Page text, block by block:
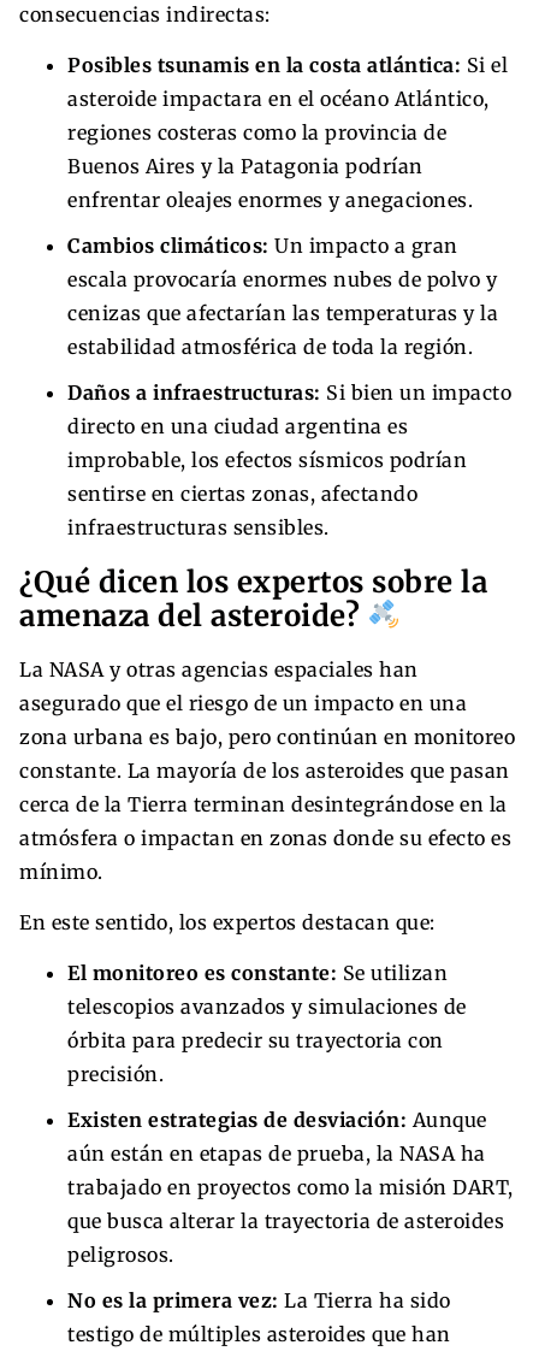
consecuencias indirectas:
Posibles tsunamis en la costa atlántica: Si el
asteroide impactara en el océano Atlántico,
regiones costeras como la provincia de
Buenos Aires y la Patagonia podrían
enfrentar oleajes enormes y anegaciones.
Cambios climáticos: Un impacto a gran
escala provocaría enormes nubes de polvo y
cenizas que afectarían las temperaturas y la
estabilidad atmosférica de toda la región.
Daños a infraestructuras: Si bien un impacto
directo en una ciudad argentina es
improbable, los efectos sísmicos podrían
sentirse en ciertas zonas, afectando
infraestructuras sensibles.
¿Qué dicen los expertos sobre la
amenaza del asteroide?
La NASA y otras agencias espaciales han
asegurado que el riesgo de un impacto en una
zona urbana es bajo, pero continúan en monitoreo
constante. La mayoría de los asteroides que pasan
cerca de la Tierra terminan desintegrándose en la
atmósfera o impactan en zonas donde su efecto es
mínimo.
En este sentido, los expertos destacan que:
El monitoreo es constante: Se utilizan
telescopios avanzados y simulaciones de
órbita para predecir su trayectoria con
precisión.
Existen estrategias de desviación: Aunque
aún están en etapas de prueba, la NASA ha
trabajado en proyectos como la misión DART,
que busca alterar la trayectoria de asteroides
peligrosos.
No es la primera vez: La Tierra ha sido
testigo de múltiples asteroides que han